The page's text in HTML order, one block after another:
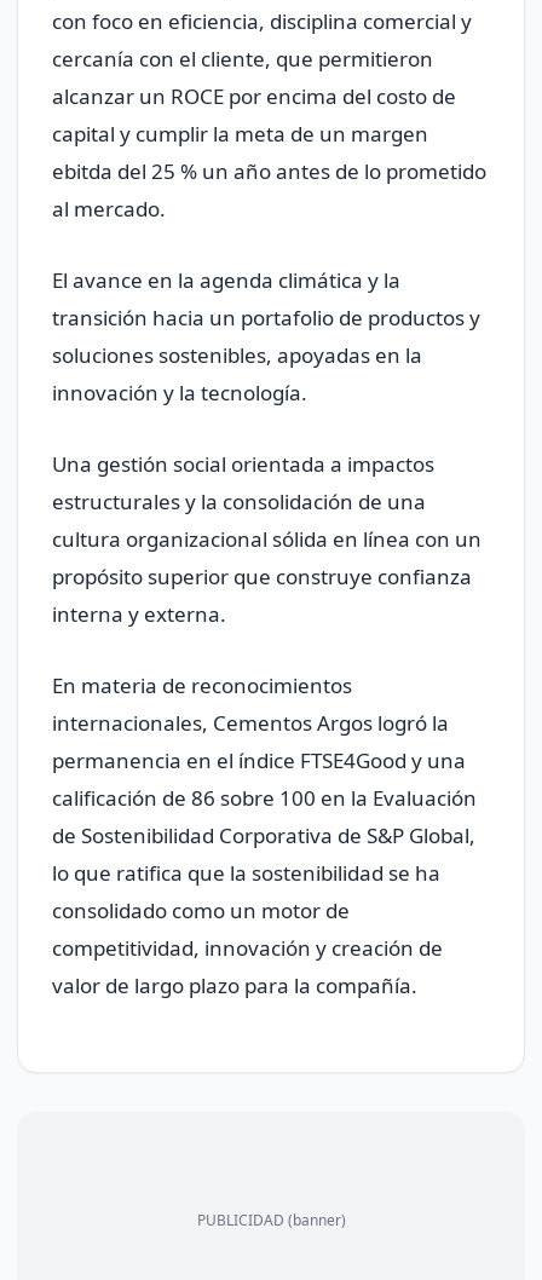
con foco en eficiencia, disciplina comercial y
cercanía con el cliente, que permitieron
alcanzar un ROCE por encima del costo de
capital y cumplir la meta de un margen
ebitda del 25 % un año antes de lo prometido
al mercado.
El avance en la agenda climática y la
transición hacia un portafolio de productos y
soluciones sostenibles, apoyadas en la
innovación y la tecnología.
Una gestión social orientada a impactos
estructurales y la consolidación de una
cultura organizacional sólida en línea con un
propósito superior que construye confianza
interna y externa.
En materia de reconocimientos
internacionales, Cementos Argos logró la
permanencia en el índice FTSE4Good y una
calificación de 86 sobre 100 en la Evaluación
de Sostenibilidad Corporativa de S&P Global,
lo que ratifica que la sostenibilidad se ha
consolidado como un motor de
competitividad, innovación y creación de
valor de largo plazo para la compañía.
PUBLICIDAD (banner)